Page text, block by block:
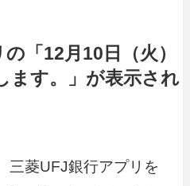
「12月10日（火）
ます。」が表示され
三菱UFJ銀行アプリを